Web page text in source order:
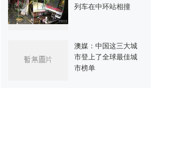
列车在中环站相撞
澳媒：中国这三大城
市登上了全球最佳城
市榜单